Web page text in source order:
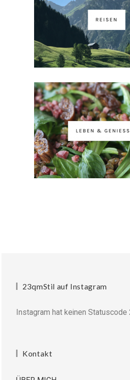
23qmStil auf Instagram
Instagram hat keinen
Kontakt